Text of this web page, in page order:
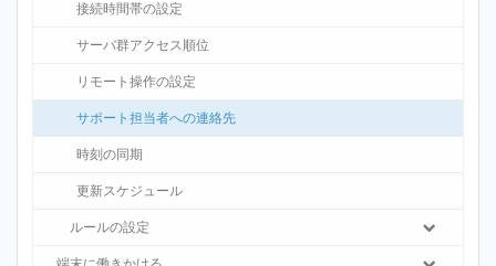
接続時間帯の設定
サーバ群アクセス順位
リモート操作の設定
サポート担当者への連絡先
時刻の同期
更新スケジュール
ルールの設定